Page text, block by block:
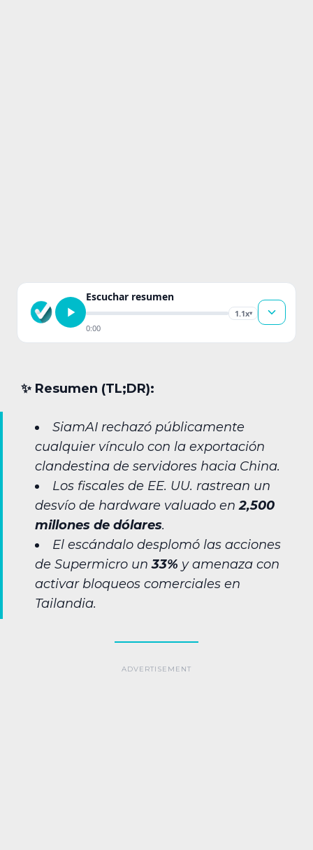
Escuchar resumen
1.1x▾
0:00
✨︎ Resumen (TL;DR):
SiamAI rechazó públicamente
cualquier vínculo con la exportación
clandestina de servidores hacia China.
Los fiscales de EE. UU. rastrean un
desvío de hardware valuado en2,500
millones de dólares.
El escándalo desplomó las acciones
de Supermicro un33% y amenaza con
activar bloqueos comerciales en
Tailandia.